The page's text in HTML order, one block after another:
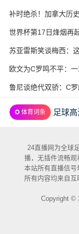
补时绝杀！加拿大历
世界杯第17日烽烟再
收渔利
苏亚雷斯笑谈梅西：
欧文为C罗鸣不平：
鲁尼谈绝代双骄：C
✪ 体育词条 足球
24直播网为全球
播，无插件流畅观
本站所有直播信号
所有内容均来自
Copyright ©